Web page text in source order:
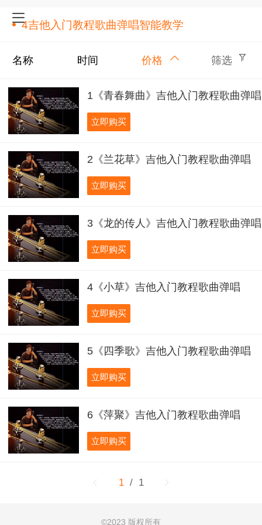
4吉他入门教程歌曲弹唱智能教学
名称 时间 价格 筛选
1《青春舞曲》吉他入门教程歌曲弹唱
立即购买
2《兰花草》吉他入门教程歌曲弹唱
立即购买
3《龙的传人》吉他入门教程歌曲弹唱
立即购买
4《小草》吉他入门教程歌曲弹唱
立即购买
5《四季歌》吉他入门教程歌曲弹唱
立即购买
6《萍聚》吉他入门教程歌曲弹唱
立即购买
1 / 1
©2023 版权所有